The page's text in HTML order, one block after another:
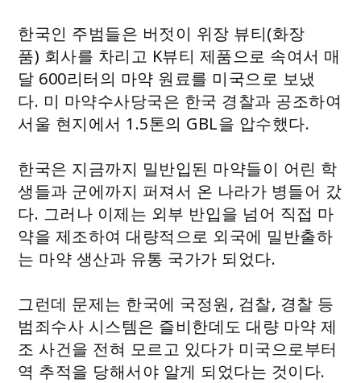
한국인 주범들은 버젓이 위장 뷰티(화장
품) 회사를 차리고 K뷰티 제품으로 속여서 매
달 600리터의 마약 원료를 미국으로 보냈
다. 미 마약수사당국은 한국 경찰과 공조하여
서울 현지에서 1.5톤의 GBL을 압수했다.
한국은 지금까지 밀반입된 마약들이 어린 학
생들과 군에까지 퍼져서 온 나라가 병들어 갔
다. 그러나 이제는 외부 반입을 넘어 직접 마
약을 제조하여 대량적으로 외국에 밀반출하
는 마약 생산과 유통 국가가 되었다.
그런데 문제는 한국에 국정원, 검찰, 경찰 등
범죄수사 시스템은 즐비한데도 대량 마약 제
조 사건을 전혀 모르고 있다가 미국으로부터
역 추적을 당해서야 알게 되었다는 것이다.